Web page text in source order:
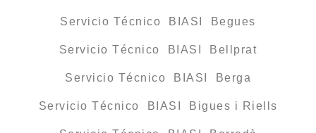
Servicio Técnico BIASI Begues
Servicio Técnico BIASI Bellprat
Servicio Técnico BIASI Berga
Servicio Técnico BIASI Bigues i Riells